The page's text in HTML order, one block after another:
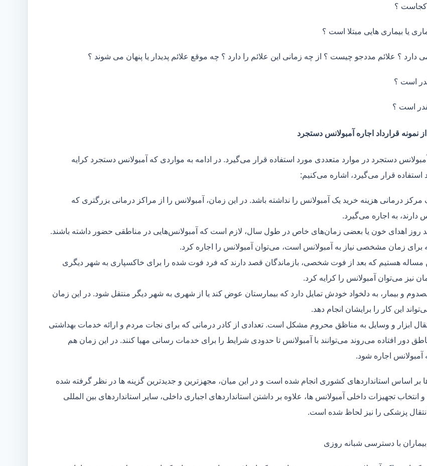
کجاست ؟
یا بیماری هایی مبتلا است ؟
دارد ؟ علائم مددجو چیست ؟ از چه زمانی این علائم را دارد ؟ چه موقع علائم پدیدار یا پنهان می شوند ؟
است ؟
است ؟
نمونه قرارداد اجاره آمبولانس دستجرد
آمبولانس دستجرد در موارد متعددی مورد استفاده قرار می‌گیرد. در ادامه به مواردی که آمبولانس دستجرد کرایه
قرار می‌گیرد، اشاره می‌کنیم:
درمانی هزینه خرید یک آمبولانس را نداشته باشد. در این زمان، آمبولانس را از مراکز درمانی بزرگتری که
دارند، به اجاره می‌گیرد.
روز اهدای خون یا بعضی زمان‌های خاص در طول سال، لازم است که آمبولانس‌هایی در مناطقی حضور داشته باشند.
برای زمان مشخصی نیاز به آمبولانس است، می‌توان آمبولانس را اجاره کرد.
مساله هستیم که بعد از فوت شخصی، بازماندگان قصد دارند که فرد فوت شده را برای خاکسپاری به شهر دیگری
نیز می‌توان آمبولانس را کرایه کرد.
و بیمار، به دلخواد خودش تمایل دارد که بیمارستان عوض کند یا از شهری به شهر دیگر منتقل شود. در این زمان
این کار را برایشان انجام دهد.
ابزار و وسایل به مناظق محروم مشکل است. تعدادی از کادر درمانی که برای نجات مردم و ارائه خدمات بهداشتی
دور افتاده می‌روند می‌توانند با آمبولانس تا حدودی شرایط را برای خدمات رسانی مهیا کنند. در این زمان هم
اجاره شود.
بر اساس استانداردهای کشوری انجام شده است و در این میان، مجهزترین و جدیدترین گزینه ها در نظر گرفته شده
و انتخاب تجهیزات داخلی آمبولانس ها، علاوه بر داشتن استانداردهای اجباری داخلی، سایر استانداردهای بین المللی
پزشکی را نیز لحاظ شده است.
با دسترسی شبانه روزی